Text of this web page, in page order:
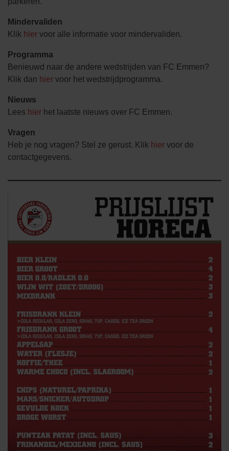
Mindervaliden
Klik hier voor alle informatie voor mindervaliden.
Programma
Benieuwd naar de andere wedstrijden van FC Emmen?
Klik dan hier voor het wedstrijdprogramma.
Nieuws
Lees hier het laatste nieuws over FC Emmen.
Vragen
Heb je nog vragen? Stel ze gerust. Klik hier voor de
contactgegevens.